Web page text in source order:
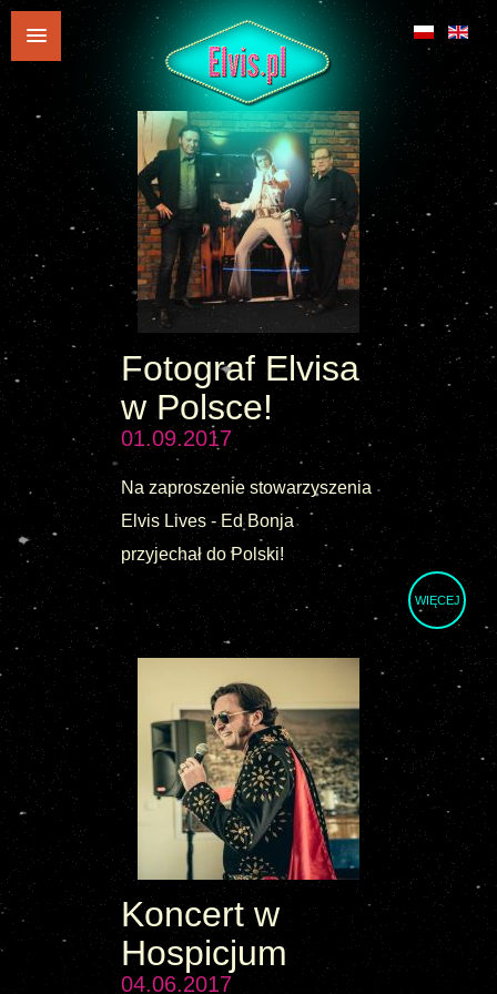
Fotograf Elvisa
w Polsce!
01.09.2017
Na zaproszenie stowarzyszenia
Elvis Lives - Ed Bonja
przyjechał do Polski!
WIĘCEJ
Koncert w
Hospicjum
04.06.2017